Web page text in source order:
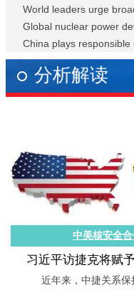
World leaders urge
Global nuclear power
China plays
分析解读
中美核安全
习近平访捷克将赋
近年来，中捷关系